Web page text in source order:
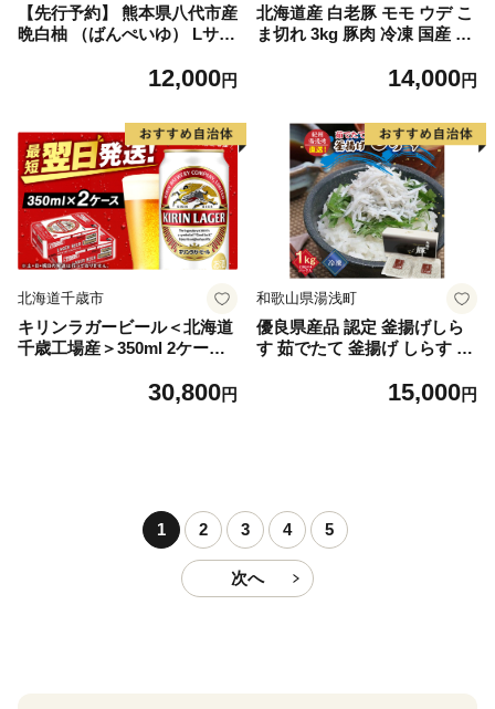
【先行予約】 熊本県八代市産
晩白柚 （ばんぺいゆ） Lサイ
もの フルーツ おやつ 特産 熊
12,000円
北海道産 白老豚 モモ ウデ こ
ま切れ 3kg 豚肉 冷凍 国産 ス
14,000円
北海道千歳市
キリンラガービール＜北海道
千歳工場産＞350ml 2ケース
30,800円
和歌山県湯浅町
優良県産品 認定 釜揚げしら
す 茹でたて 釜揚げ しらす 無
国産 海の幸 海鮮 魚介 紀州湯
15,000円
1 2 3 4 5
次へ